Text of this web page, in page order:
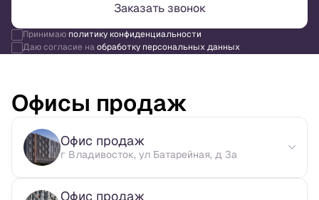
Заказать звонок
Принимаю политику конфиденциальности
Даю согласие наобработку персональных данных
Офисы продаж
Офис продаж
г Владивосток, ул Батарейная, д 3а
Офис продаж